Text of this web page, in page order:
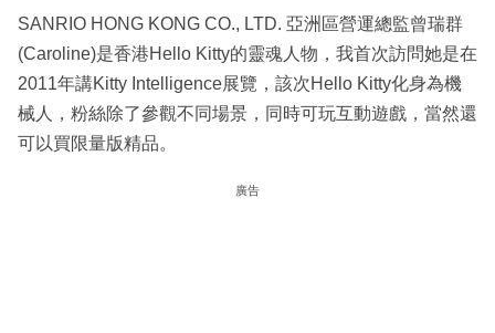
SANRIO HONG KONG CO., LTD. 亞洲區營運總監曾瑞群
(Caroline)是香港Hello Kitty的靈魂人物，我首次訪問她是在
2011年講Kitty Intelligence展覽，該次Hello Kitty化身為機
械人，粉絲除了參觀不同場景，同時可玩互動遊戲，當然還
可以買限量版精品。
廣告